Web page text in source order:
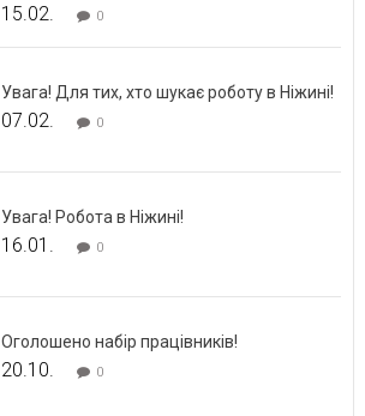
15.02. 0
Увага! Для тих, хто шукає роботу в Ніжині!
07.02. 0
Увага! Робота в Ніжині!
16.01. 0
Оголошено набір працівників!
20.10. 0